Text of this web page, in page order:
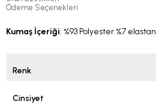
Ödeme Seçenekleri
Kumaş İçeriği: %93 Polyester %7 elastan
Renk
Cinsiyet